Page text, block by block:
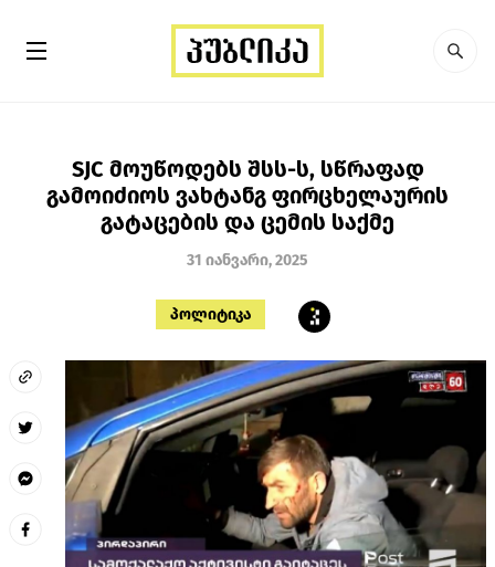
SJC მოუწოდებს შსს-ს, სწრაფად
გამოიძიოს ვახტანგ ფირცხელაურის
გატაცების და ცემის საქმე
31 იანვარი, 2025
პოლიტიკა